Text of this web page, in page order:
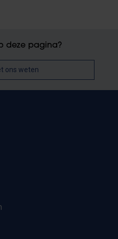
deze pagina?
ons weten